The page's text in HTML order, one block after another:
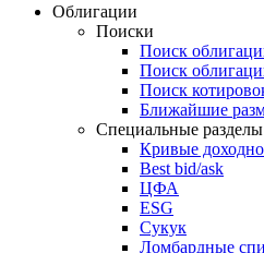
Облигации
Поиски
Поиск
Поиск
Поиск
Ближайшие
Специальные разделы
Кривые
Best bid/ask
ЦФА
ESG
Сукук
Ломбардные